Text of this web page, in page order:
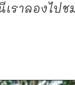
ราลองไปช